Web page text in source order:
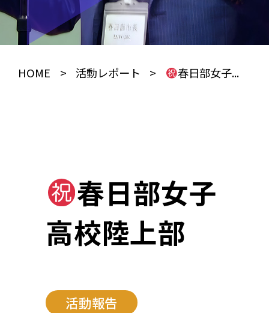
HOME > 活動レポート > 春日部女子...
春日部女子
高校陸上部
活動報告